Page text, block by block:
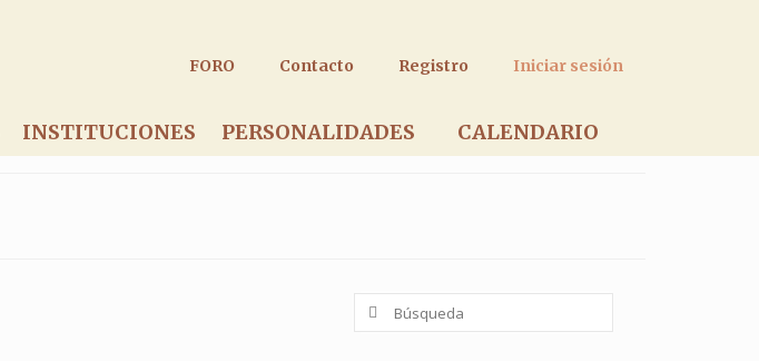
FORO Contacto Registro Iniciar sesión
INSTITUCIONES PERSONALIDADES CALENDARIO
Buscar
por: